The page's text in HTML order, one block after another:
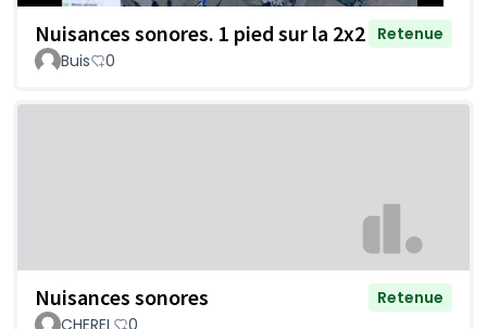
Nuisances sonores. 1 pied sur la 2x2 Retenue
Buis
0
Nuisances sonores
Retenue
CHEREL
0